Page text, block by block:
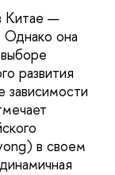
Китае —
Однако она
развития
зависимости
в своем